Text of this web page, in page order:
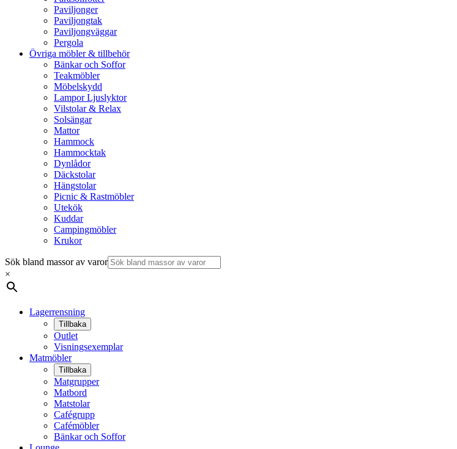
Paviljonger
Paviljongtak
Paviljongväggar
Pergola
Övriga möbler & tillbehör
Bänkar och Soffor
Teakmöbler
Möbelskydd
Lampor Ljuslyktor
Vilstolar & Relax
Solsängar
Mattor
Hammock
Hammocktak
Dynlådor
Däckstolar
Hängstolar
Picnic & Rastmöbler
Utekök
Kuddar
Campingmöbler
Krukor
Sök bland massor av varor
×
Lagerrensning
Tillbaka
Outlet
Visningsexemplar
Matmöbler
Tillbaka
Matgrupper
Matbord
Matstolar
Cafégrupp
Cafémöbler
Bänkar och Soffor